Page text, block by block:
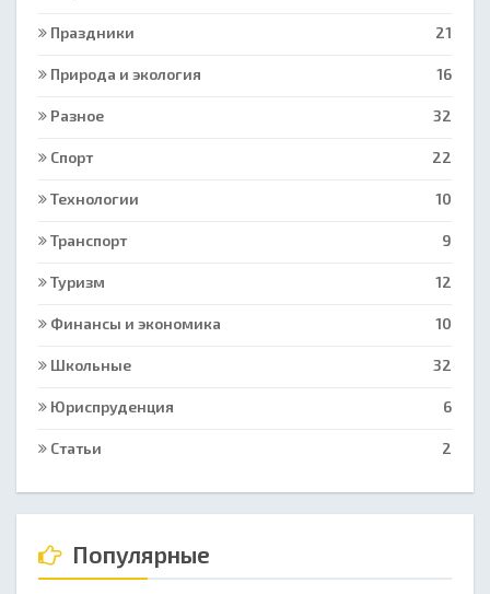
Праздники 21
Природа и экология 16
Разное 32
Спорт 22
Технологии 10
Транспорт 9
Туризм 12
Финансы и экономика 10
Школьные 32
Юриспруденция 6
Статьи 2
Популярные